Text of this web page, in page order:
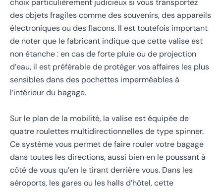
choix particulièrement judicieux si vous transportez
des objets fragiles comme des souvenirs, des appareils
électroniques ou des flacons. Il est toutefois important
de noter que le fabricant indique que cette valise est
non étanche : en cas de forte pluie ou de projection
d’eau, il est préférable de protéger vos affaires les plus
sensibles dans des pochettes imperméables à
l’intérieur du bagage.
Sur le plan de la mobilité, la valise est équipée de
quatre roulettes multidirectionnelles de type spinner.
Ce système vous permet de faire rouler votre bagage
dans toutes les directions, aussi bien en le poussant à
côté de vous qu’en le tirant derrière vous. Dans les
aéroports, les gares ou les halls d’hôtel, cette